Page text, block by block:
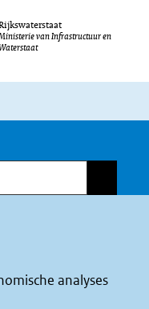
van Infrastructuur en
analyses